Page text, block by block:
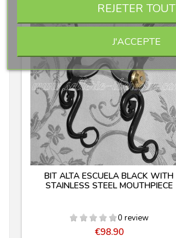
BIT ALTA ESCUELA BLACK WITH
STAINLESS STEEL MOUTHPIECE
0 review
Price
€98.90
REJETER TOUT
J'ACCEPTE